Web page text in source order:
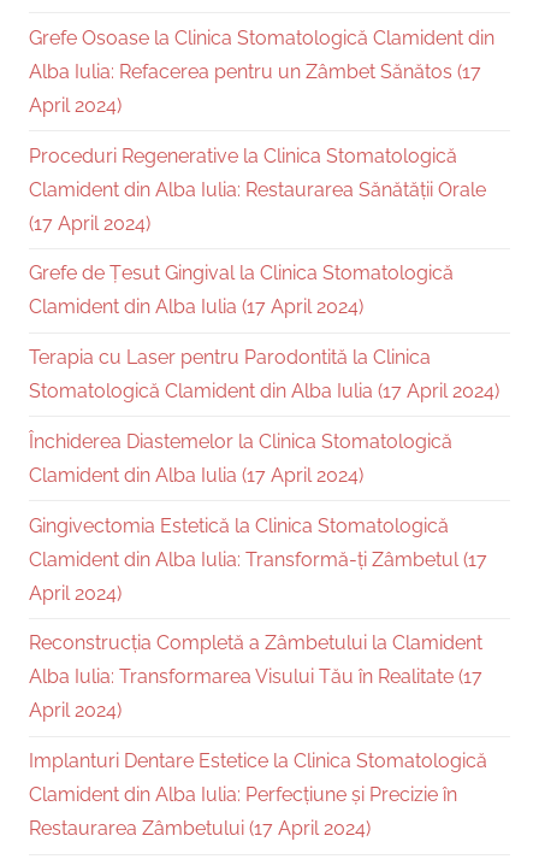
Grefe Osoase la Clinica Stomatologică Clamident din
Alba Iulia: Refacerea pentru un Zâmbet Sănătos (17
April 2024)
Proceduri Regenerative la Clinica Stomatologică
Clamident din Alba Iulia: Restaurarea Sănătății Orale
(17 April 2024)
Grefe de Țesut Gingival la Clinica Stomatologică
Clamident din Alba Iulia (17 April 2024)
Terapia cu Laser pentru Parodontită la Clinica
Stomatologică Clamident din Alba Iulia (17 April 2024)
Închiderea Diastemelor la Clinica Stomatologică
Clamident din Alba Iulia (17 April 2024)
Gingivectomia Estetică la Clinica Stomatologică
Clamident din Alba Iulia: Transformă-ți Zâmbetul (17
April 2024)
Reconstrucția Completă a Zâmbetului la Clamident
Alba Iulia: Transformarea Visului Tău în Realitate (17
April 2024)
Implanturi Dentare Estetice la Clinica Stomatologică
Clamident din Alba Iulia: Perfecțiune și Precizie în
Restaurarea Zâmbetului (17 April 2024)